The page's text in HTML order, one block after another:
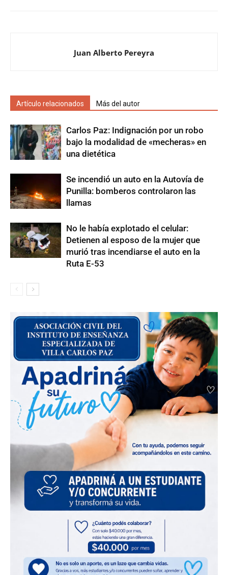
Juan Alberto Pereyra
Artículo relacionados Más del autor
Carlos Paz: Indignación por un robo
bajo la modalidad de «mecheras» en
una dietética
Se incendió un auto en la Autovía de
Punilla: bomberos controlaron las
llamas
No le había explotado el celular:
Detienen al esposo de la mujer que
murió tras incendiarse el auto en la
Ruta E-53